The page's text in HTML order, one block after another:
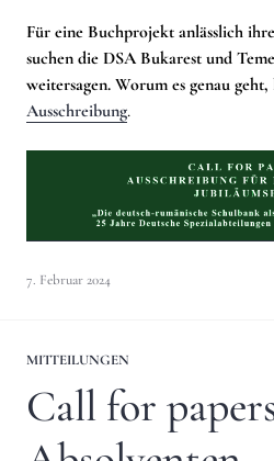
Für eine Buchprojekt anlässlich
suchen die DSA Bukarest und
weitersagen. Worum es genau geht,
Ausschreibung.
7. Februar 2024
MITTEILUNGEN
Call for